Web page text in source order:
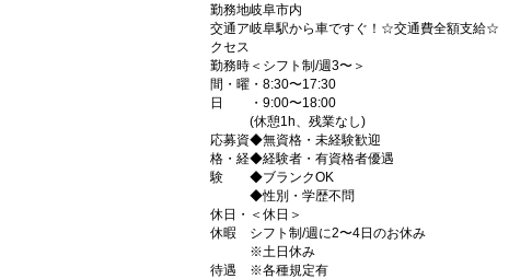
勤務地岐阜市内
交通ア
クセス
岐阜駅から車ですぐ！☆交通費全額支給☆
勤務時
間・曜
日
＜シフト制/週3〜＞
・8:30〜17:30
・9:00〜18:00
(休憩1h、残業なし)
応募資
格・経
験
◆無資格・未経験歓迎
◆経験者・有資格者優遇
◆ブランクOK
◆性別・学歴不問
休日・
休暇
＜休日＞
シフト制/週に2〜4日のお休み
※土日休み
待遇
※各種規定有